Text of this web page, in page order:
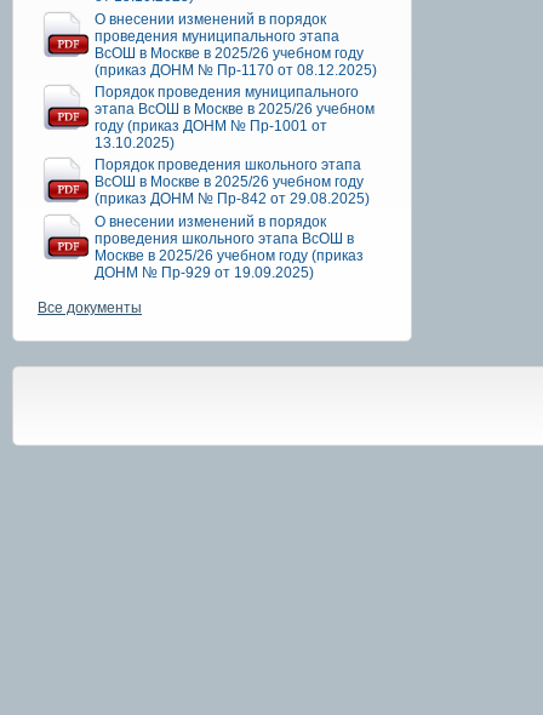
О внесении изменений в порядок
проведения муниципального этапа
ВсОШ в Москве в 2025/26 учебном году
(приказ ДОНМ № Пр-1170 от 08.12.2025)
Порядок проведения муниципального
этапа ВсОШ в Москве в 2025/26 учебном
году (приказ ДОНМ № Пр-1001 от
13.10.2025)
Порядок проведения школьного этапа
ВсОШ в Москве в 2025/26 учебном году
(приказ ДОНМ № Пр-842 от 29.08.2025)
О внесении изменений в порядок
проведения школьного этапа ВсОШ в
Москве в 2025/26 учебном году (приказ
ДОНМ № Пр-929 от 19.09.2025)
Все документы